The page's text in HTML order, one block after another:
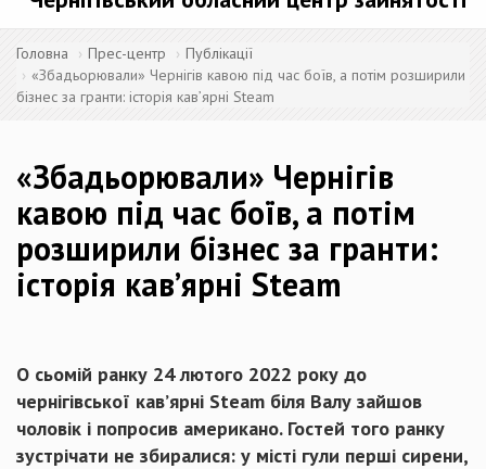
Головна Прес-центр
Публікації
«Збадьорювали» Чернігів кавою під час боїв, а потім розширили
бізнес за гранти: історія кав’ярні Steam
«Збадьорювали» Чернігів
кавою під час боїв, а потім
розширили бізнес за гранти:
історія кав’ярні Steam
О сьомій ранку 24 лютого 2022 року до
чернігівської кав’ярні Steam біля Валу зайшов
чоловік і попросив американо. Гостей того ранку
зустрічати не збиралися: у місті гули перші сирени,